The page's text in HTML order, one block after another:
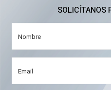
SOLICÍTANOS